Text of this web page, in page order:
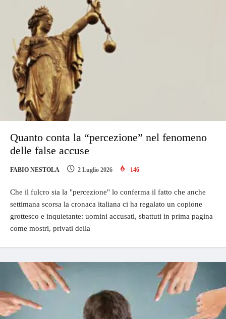
Quanto conta la “percezione” nel fenomeno
delle false accuse
FABIO NESTOLA 2 Luglio 2026 146
Che il fulcro sia la "percezione" lo conferma il fatto che anche
settimana scorsa la cronaca italiana ci ha regalato un copione
grottesco e inquietante: uomini accusati, sbattuti in prima pagina
come mostri, privati della